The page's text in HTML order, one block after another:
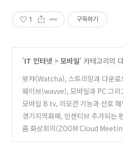
1 구독하기
'IT 인터넷 > 모바일' 카테고리의
왓챠(Watcha), 스트리밍과 다운로
인 재생 기능까지!
(0)
웨이브(wavve), 모바일과 PC 그리
어 보기 가능!
(0)
모바일 B tv, 리모컨 기능과 선호 채널을 편리하
게 검색 (0)
경기지역화폐, 인센티브 추가되는 편리한 지역화
폐
(0)
줌 화상회의(ZOOM Cloud